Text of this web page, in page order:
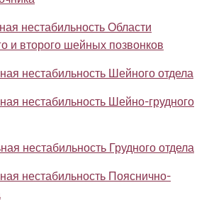
нестабильность Области
и второго шейных позвонков
нестабильность Шейного отдела
нестабильность Шейно-грудного
нестабильность Грудного отдела
нестабильность Пояснично-